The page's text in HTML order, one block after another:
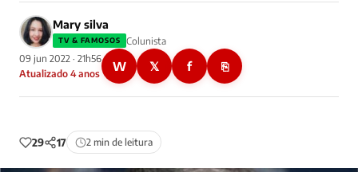
Mary silva
TV & FAMOSOS
Colunista
09 jun 2022 · 21h56
Atualizado 4 anos
W 𝕏 f ⎘
29 17 2 min de leitura